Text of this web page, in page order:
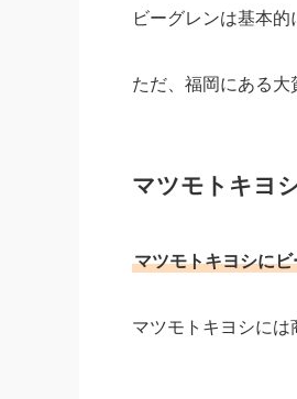
ビーグレンは基本的
ただ、福岡にある大
マツモトキヨ
マツモトキヨシに
マツモトキヨシには